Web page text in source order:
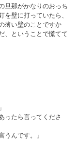
旦那がかなりのおっち
を壁に打っていたら、
薄い壁のことですか
、ということで慌てて
ったら言ってくださ
うんです。」